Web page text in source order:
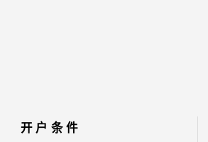
开户条件